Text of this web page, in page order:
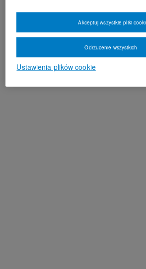
Ustawienia plików cookie
Odrzucenie wszystkich
Akceptuj wszystkie pliki